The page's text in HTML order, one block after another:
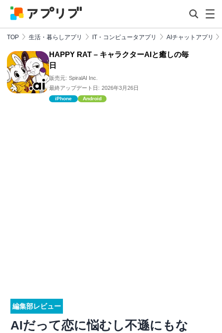
TOP 生活・暮らしアプリ IT・コンピュータアプリ AIチャットアプリ
HAPPY RAT – キャラクターAIと癒しの毎
日
販売元: SpiralAI Inc.
最終アップデート日: 2026年3月26日
iPhone Android
編集部レビュー
AIだって恋に悩むし不遜にもな